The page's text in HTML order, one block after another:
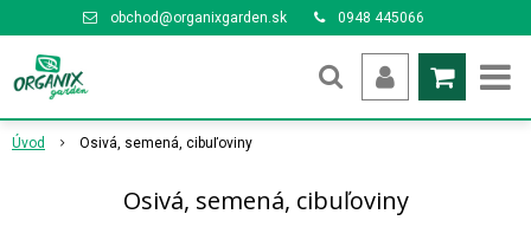
obchod@organixgarden.sk 0948 445066
Úvod Osivá, semená, cibuľoviny
Osivá, semená, cibuľoviny